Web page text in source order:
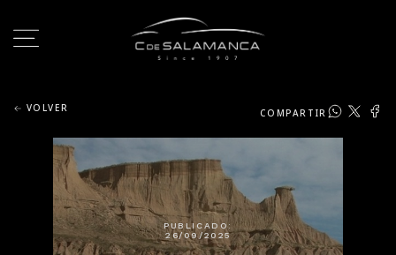
VOLVER COMPARTIR
PUBLICADO:
26/09/2025